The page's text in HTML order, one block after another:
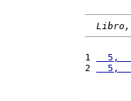
Libro,
1
5,
2
5,